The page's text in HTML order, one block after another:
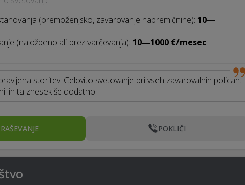
(premoženjsko, zavarovanje napremičnine): 10—
(naložbeno ali brez varčevanja): 10—1000 €/mesec
storitev. Celovito svetovanje pri vseh zavarovalnih policah.
in ta znesek še dodatno…
POKLIČI